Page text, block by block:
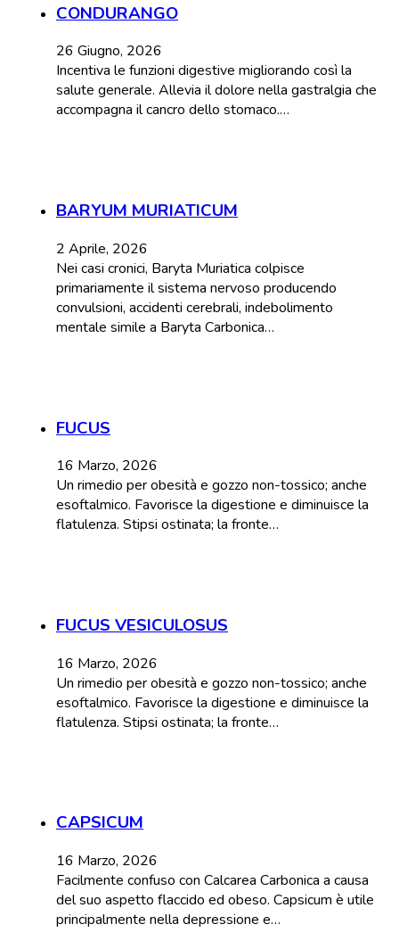
CONDURANGO
26 Giugno, 2026
Incentiva le funzioni digestive migliorando così la
salute generale. Allevia il dolore nella gastralgia che
accompagna il cancro dello stomaco.…
BARYUM MURIATICUM
2 Aprile, 2026
Nei casi cronici, Baryta Muriatica colpisce
primariamente il sistema nervoso producendo
convulsioni, accidenti cerebrali, indebolimento
mentale simile a Baryta Carbonica…
FUCUS
16 Marzo, 2026
Un rimedio per obesità e gozzo non-tossico; anche
esoftalmico. Favorisce la digestione e diminuisce la
flatulenza. Stipsi ostinata; la fronte…
FUCUS VESICULOSUS
16 Marzo, 2026
Un rimedio per obesità e gozzo non-tossico; anche
esoftalmico. Favorisce la digestione e diminuisce la
flatulenza. Stipsi ostinata; la fronte…
CAPSICUM
16 Marzo, 2026
Facilmente confuso con Calcarea Carbonica a causa
del suo aspetto flaccido ed obeso. Capsicum è utile
principalmente nella depressione e…